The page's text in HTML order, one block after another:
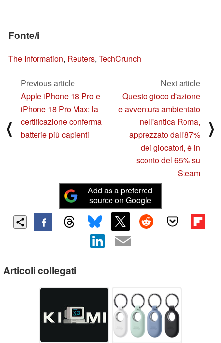
Fonte/i
The Information, Reuters, TechCrunch
⟨
Previous article
Apple iPhone 18 Pro e
iPhone 18 Pro Max: la
certificazione conferma
batterie più capienti
Next article
Questo gioco d'azione
e avventura ambientato
nell'antica Roma,
apprezzato dall'87%
dei giocatori, è in
sconto del 65% su
Steam
⟩
Add as a preferred
source on Google
Articoli collegati